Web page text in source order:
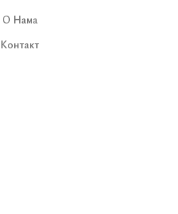
О Нама
Контакт